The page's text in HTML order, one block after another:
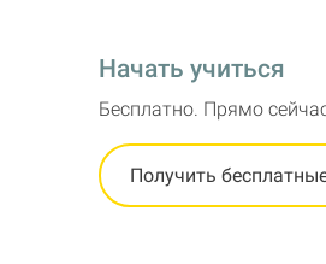
Начать учиться
Бесплатно. Прямо
Получить